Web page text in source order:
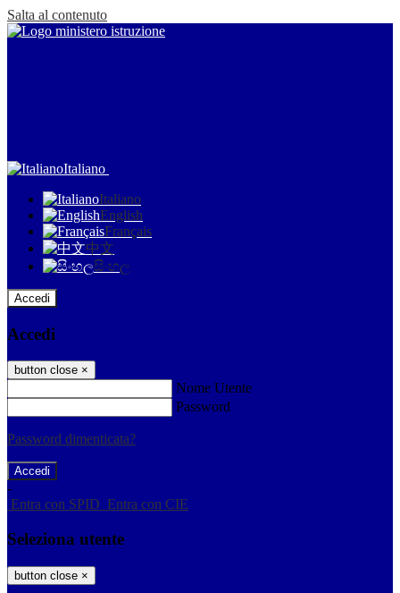
Salta al contenuto
Italiano
Italiano
English
Français
中文
සිංහල
Accedi
Accedi
button close ×
Nome Utente
Password
Password dimenticata?
-
Entra con SPID Entra con CIE
Seleziona utente
button close ×